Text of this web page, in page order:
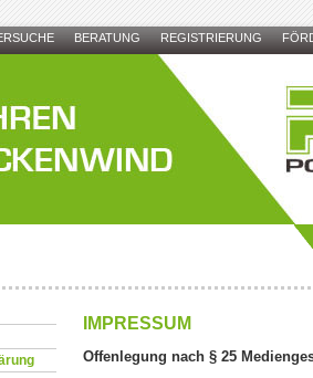
BERATUNG REGISTRIERUNG
IMPRESSUM
Offenlegung nach § 25